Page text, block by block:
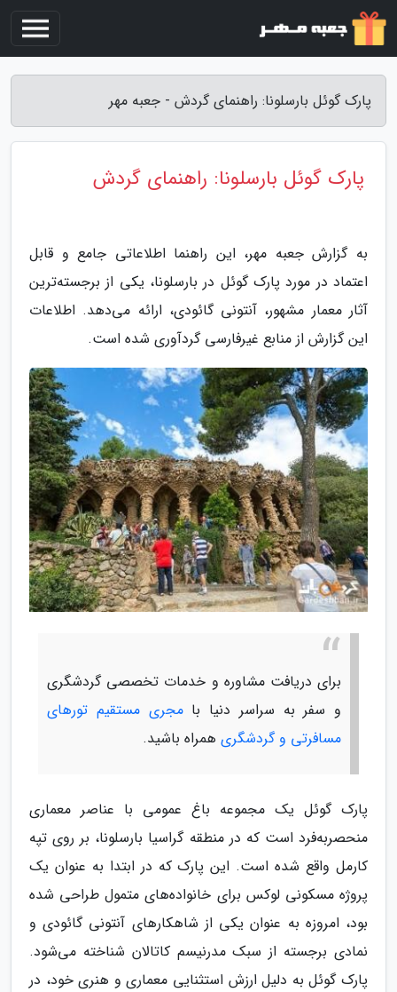
پارک گوئل بارسلونا: راهنمای گردش - جعبه مهر
پارک گوئل بارسلونا: راهنمای گردش
به گزارش جعبه مهر، این راهنما اطلاعاتی جامع و قابل
اعتماد در مورد پارک گوئل در بارسلونا، یکی از برجسته‌ترین
آثار معمار مشهور، آنتونی گائودی، ارائه می‌دهد. اطلاعات
این گزارش از منابع غیرفارسی گردآوری شده است.
برای دریافت مشاوره و خدمات تخصصی گردشگری
و سفر به سراسر دنیا بامجری مستقیم تورهای
مسافرتی و گردشگری همراه باشید.
پارک گوئل یک مجموعه باغ عمومی با عناصر معماری
منحصربه‌فرد است که در منطقه گراسیا بارسلونا، بر روی تپه
کارمل واقع شده است. این پارک که در ابتدا به عنوان یک
پروژه مسکونی لوکس برای خانواده‌های متمول طراحی شده
بود، امروزه به عنوان یکی از شاهکارهای آنتونی گائودی و
نمادی برجسته از سبک مدرنیسم کاتالان شناخته می‌شود.
پارک گوئل به دلیل ارزش استثنایی معماری و هنری خود، در